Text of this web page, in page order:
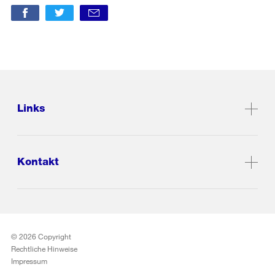
Links
Kontakt
© 2026 Copyright
Rechtliche Hinweise
Impressum